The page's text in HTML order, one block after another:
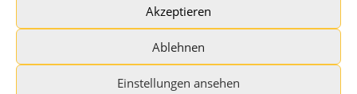
Akzeptieren
Ablehnen
Einstellungen ansehen
Solare Schwimmbadheizung CO2-frei res-solAutark
Pool